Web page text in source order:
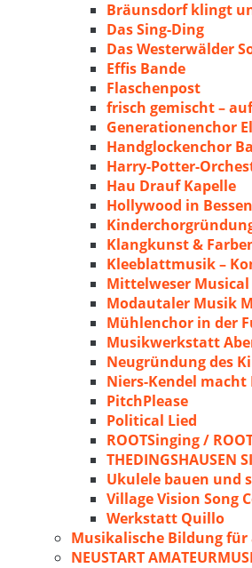
Bräunsdorf klingt
Das Sing-Ding
Das Westerwälder
Effis Bande
Flaschenpost
frisch gemischt –
Generationenchor
Handglockenchor
Harry-Potter-
Hau Drauf Kapelle
Hollywood in
Klangkunst &
Kleeblattmusik –
Mittelweser
Modautaler Musik
Mühlenchor in der
Musikwerkstatt
Neugründung des
Niers-Kendel
PitchPlease
Political Lied
ROOTSinging /
THEDINGSHAUSEN
Ukulele bauen und
Village Vision Song
Werkstatt Quillo
Musikalische Bildung
NEUSTART